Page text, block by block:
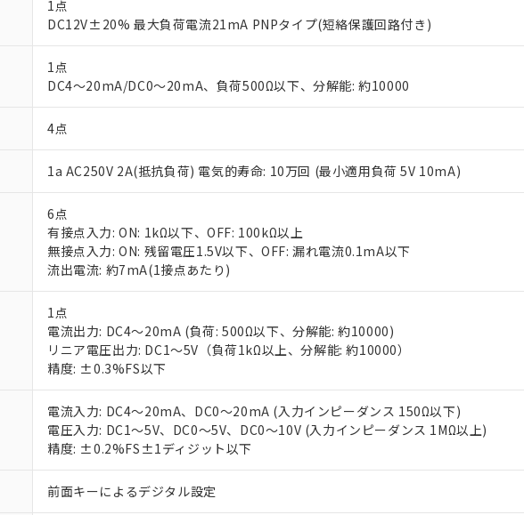
1点
DC12V±20% 最大負荷電流21mA PNPタイプ(短絡保護回路付き)
1点
DC4～20mA/DC0～20mA、負荷500Ω以下、分解能: 約10000
4点
1a AC250V 2A(抵抗負荷) 電気的寿命: 10万回 (最小適用負荷 5V 10mA)
6点
有接点入力: ON: 1kΩ以下、OFF: 100kΩ以上
無接点入力: ON: 残留電圧1.5V以下、OFF: 漏れ電流0.1mA以下
流出電流: 約7mA(1接点あたり)
1点
電流出力: DC4～20mA (負荷: 500Ω以下、分解能: 約10000)
リニア電圧出力: DC1～5V（負荷1kΩ以上、分解能: 約10000）
精度: ±0.3%FS以下
電流入力: DC4～20mA、DC0～20mA (入力インピーダンス 150Ω以下)
電圧入力: DC1～5V、DC0～5V、DC0～10V (入力インピーダンス 1MΩ以上)
精度: ±0.2%FS±1ディジット以下
前面キーによるデジタル設定
ご利用条件
以下の条件をお読みいただき、同意のうえご利用ください。
本サービスは、当社制御機器事業取扱商品の当社在庫状況および標準価格(税抜)を
くものです。
当社制御機器事業取扱商品の中には、本サービスの対象外となる商品もあること
在庫状況および標準価格照会結果は、記載している更新日時点での社内データに
のであり、閲覧された時点での実際の在庫および標準価格とは異なる場合があるこ
い。
正式な納期状況および標準価格はお客様のお取引先、またはお客様担当のオムロ
当社販売員にご相談ください。
在庫状況および標準価格結果を当社の事前の承諾なく第三者に漏洩または開示し
す。
※1 対応状況
対応済み：EU RoHS指令（10物質）の非含有に対応した製品が提供可能な商品です。
対応予定：EU RoHS指令（10物質）の非含有に対応した製品に切り替える予定のある商
調査・確認中：EU RoHS指令（10物質）の非含有の対応状況を調査中または確認中の商
非該当品：ライセンス料など無形物で、有害物質有無と関係のない商品です。
仕入先様の事情により、非含有部品としていたものが、含有品と判明した場合などやむ
があります。
*EU RoHS指令（10物質）：
鉛(Pb) 1000ppm以下、 水銀(Hg) 1000ppm以下、 カドミウム(Cd) 100ppm以下、
六価クロム(Cr(Ⅵ)) 1000ppm以下、ポリ臭化ビフェニル類(PBB) 1000ppm以下、ポリ臭化ジフェニルエーテル類
フタル酸ビス(2-エチルヘキシル) (DEHP)(別名：DOP) 1000ppm以下、フタル酸ブチルベンジル（BBP）
ル（DBP） 1000ppm以下、フタル酸ジイソブチル (DIBP) 1000ppm以下
フタル酸エステル類の４物質については閾値を超える意図的な使用がないことを確認しています。
※2 対応予定月
部品在庫の切り替え状況などにより、予定月が前後することがあります。
※1 中国RoHS○×表
「○」：最大均質材料含有率が中国RoHSの基準値以下であることを示します。
「×」：最大均質材料含有率が中国RoHSの基準値を超えていることを示します。
「－」：未確認です。当社販売部門へお問い合わせください。
*中国RoHS10物質の基準値 (GB/T26572)：
Pb(鉛) :1000ppm、 Hg(水銀) : 1000ppm、 Cd(カドミウム) : 100ppm、
Cr(Ⅵ)(六価クロム) : 1000ppm、 PBBs(ポリ臭化ビフェニル類) : 1000ppm、 PBDEs(ポリ臭化ジフェニルエーテ
DBP(フタル酸ジブチル) : 1000ppm、 DIBP(フタル酸ジイソブチル) : 1000ppm、 BBP(フタル酸ブチルベンジル)
DEHP(フタル酸ビス(2-エチルヘキシル)) : 1000ppm
※2 環境保護使用期限
当社は、これら貴社製品のうち、外国為替および外国貿易法に定める商品（以下｢
う）を輸出または国外への提供する場合は、日本国政府の輸出許可(または役務取
などの必要な手続きをとります。
当社は規制貨物を破棄する場合は、完全に破砕するなど、違法に輸出されないよう
ます。
当社は貴社製品を、核兵器、ミサイル、化学兵器、生物兵器またはその他武器並
置等に一切使用いたしません。
当社は、貴社製品を第三者に販売する場合は、上記1、2および3の内容を当該第三
また当社は、販売先および販売に係わる関係者が違法に輸出するおそれがある場合
たしません。
説明
一定数以上の在庫あり
一定数には満たないが在庫あり
在庫なし(最新の在庫状況については、お客様のお取引先、またはお客様担当